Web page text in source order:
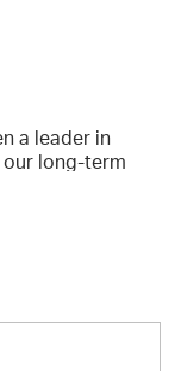
a leader in
long-term
Avis,